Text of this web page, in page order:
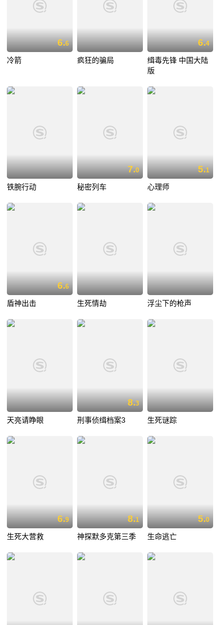
6.6
冷箭 疯狂的骗局
6.4
缉毒先锋 中国大陆
版
铁腕行动
7.0
秘密列车
5.1
心理师
6.6
盾神出击 生死情劫 浮尘下的枪声
天亮请睁眼
8.3
刑事侦缉档案3 生死谜踪
6.9
生死大营救
8.1
神探默多克第三季
5.0
生命逃亡